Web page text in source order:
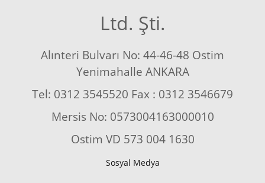
Ltd. Şti.
Alınteri Bulvarı No: 44-46-48 Ostim
Yenimahalle ANKARA
Tel: 0312 3545520 Fax : 0312 3546679
Mersis No: 0573004163000010
Ostim VD 573 004 1630
Sosyal Medya